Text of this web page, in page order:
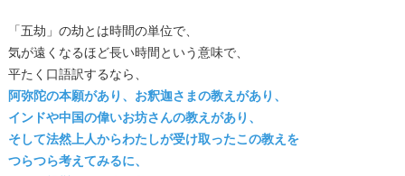
「五劫」の劫とは時間の単位で、
気が遠くなるほど長い時間という意味で、
平たく口語訳するなら、
阿弥陀の本願があり、お釈迦さまの教えがあり、
インドや中国の偉いお坊さんの教えがあり、
そして法然上人からわたしが受け取ったこの教えを
つらつら考えてみるに、